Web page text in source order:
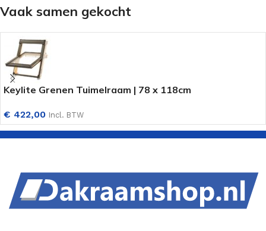
Vaak samen gekocht
Keylite Grenen Tuimelraam | 78 x 118cm
€ 422,00 Incl. BTW